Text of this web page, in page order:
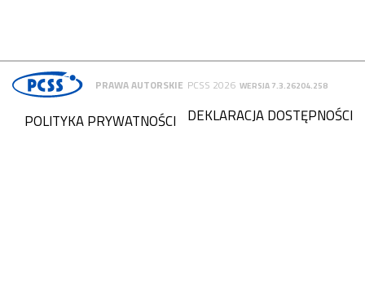
PRAWA AUTORSKIE PCSS 2026 WERSJA 7.3.26204.258
DEKLARACJA DOSTĘPNOŚCI
POLITYKA PRYWATNOŚCI